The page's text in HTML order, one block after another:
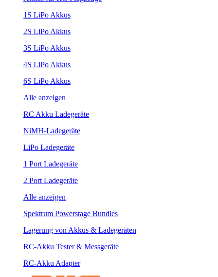
1S LiPo Akkus
2S LiPo Akkus
3S LiPo Akkus
4S LiPo Akkus
6S LiPo Akkus
Alle anzeigen
RC Akku Ladegeräte
NiMH-Ladegeräte
LiPo Ladegeräte
1 Port Ladegeräte
2 Port Ladegeräte
Alle anzeigen
Spektrum Powerstage Bundles
Lagerung von Akkus & Ladegeräten
RC-Akku Tester & Messgeräte
RC-Akku Adapter